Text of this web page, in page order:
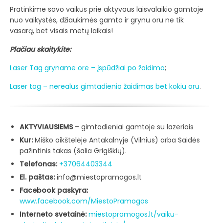
Pratinkime savo vaikus prie aktyvaus laisvalaikio gamtoje
nuo vaikystės, džiaukimės gamta ir grynu oru ne tik
vasarą, bet visais metų laikais!
Plačiau skaitykite:
Laser Tag gryname ore – įspūdžiai po žaidimo;
Laser tag – nerealus gimtadienio žaidimas bet kokiu oru.
AKTYVIAUSIEMS– gimtadieniai gamtoje su lazeriais
Kur:Miško aikštelėje Antakalnyje (Vilnius) arba Saidės
pažintinis takas (šalia Grigiškių).
Telefonas: +37064403344
El. paštas:info@miestopramogos.lt
Facebook paskyra:
www.facebook.com/MiestoPramogos
Interneto svetainė: miestopramogos.lt/vaiku-